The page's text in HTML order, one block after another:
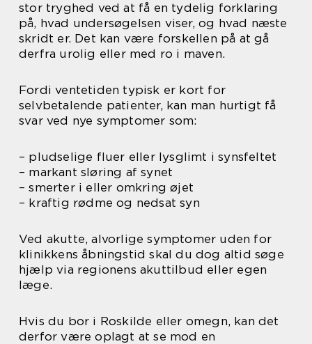
stor tryghed ved at få en tydelig forklaring
på, hvad undersøgelsen viser, og hvad næste
skridt er. Det kan være forskellen på at gå
derfra urolig eller med ro i maven.
Fordi ventetiden typisk er kort for
selvbetalende patienter, kan man hurtigt få
svar ved nye symptomer som:
– pludselige fluer eller lysglimt i synsfeltet
– markant sløring af synet
– smerter i eller omkring øjet
– kraftig rødme og nedsat syn
Ved akutte, alvorlige symptomer uden for
klinikkens åbningstid skal du dog altid søge
hjælp via regionens akuttilbud eller egen
læge.
Hvis du bor i Roskilde eller omegn, kan det
derfor være oplagt at se mod en